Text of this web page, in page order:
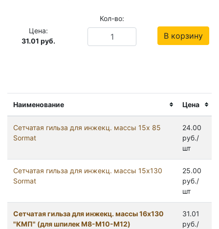
Наименование Цена
Сетчатая гильза для инжекц. массы 15х 85
Sormat
24.00
руб./
шт
Сетчатая гильза для инжекц. массы 15х130
Sormat
25.00
руб./
шт
Сетчатая гильза для инжекц. массы 16х130
"КМП" (для шпилек M8-M10-M12)
31.01
руб./
Цена:
31.01 руб.
Кол-во:
В корзину